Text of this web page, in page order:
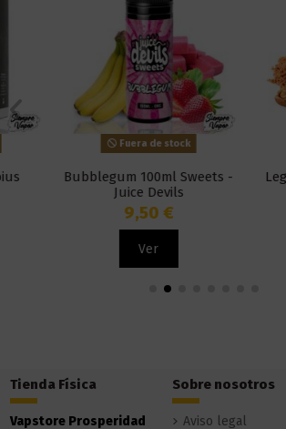
Fuera de stock
Bubblegum 100ml Sweets -
Juice Devils
9,50 €
Legacy
Tienda Física
Vapstore Prosperidad
Sobre nosotros
Aviso legal